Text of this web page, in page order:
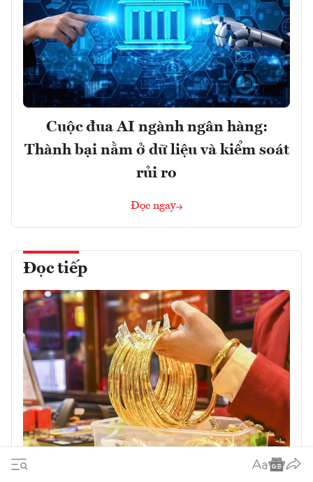
Cuộc đua AI ngành ngân hàng:
Thành bại nằm ở dữ liệu và kiểm soát
rủi ro
Đọc ngay
Đọc tiếp
Giá vàng trong nước leo dốc sau chuỗi